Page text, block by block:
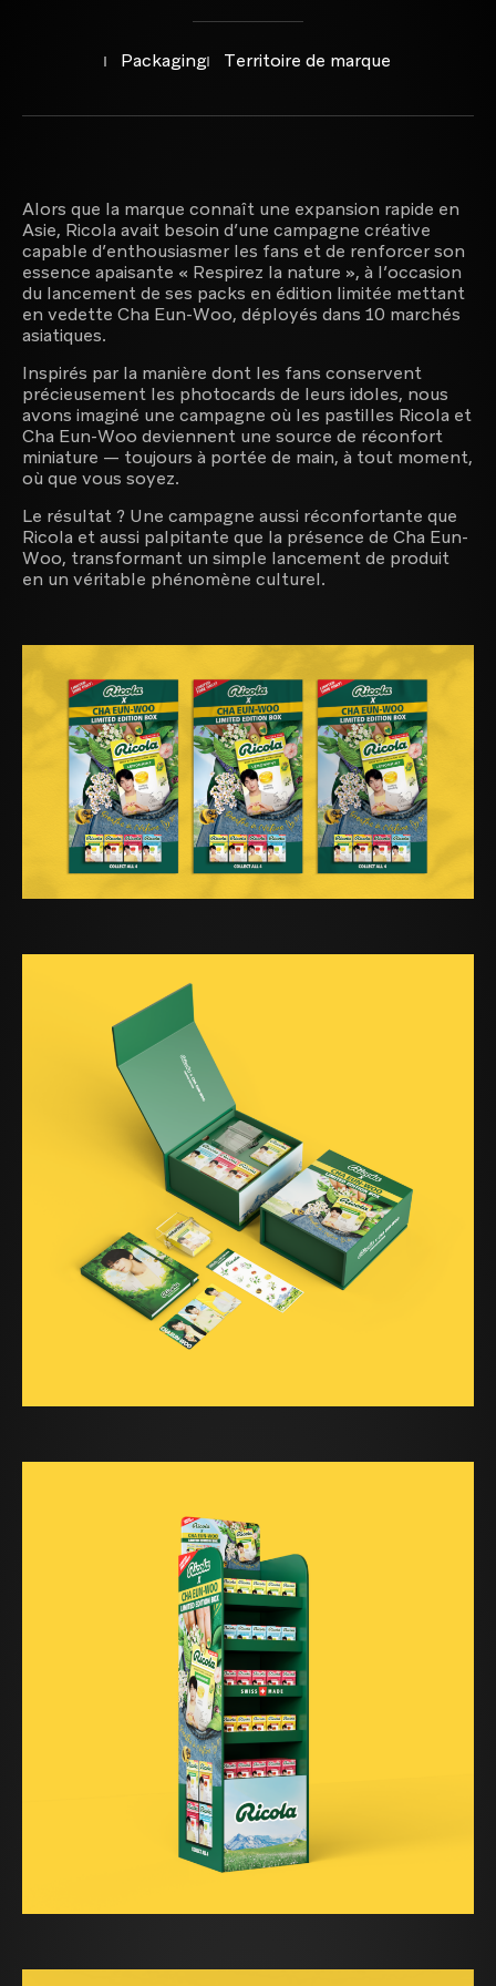
EN SAVOIR PLUS
Branding et design global
Brand activation et communication commerciale
Agence créative dédiée aux marques premium et
maisons de luxe
Bureau innovation & Business Design
Packaging Territoire de marque
Alors que la marque connaît une expansion rapide en
Asie, Ricola avait besoin d’une campagne créative
capable d’enthousiasmer les fans et de renforcer son
essence apaisante « Respirez la nature », à l’occasion
du lancement de ses packs en édition limitée mettant
en vedette Cha Eun-Woo, déployés dans 10 marchés
asiatiques.
Inspirés par la manière dont les fans conservent
précieusement les photocards de leurs idoles, nous
avons imaginé une campagne où les pastilles Ricola et
Cha Eun-Woo deviennent une source de réconfort
miniature — toujours à portée de main, à tout moment,
où que vous soyez.
Le résultat ? Une campagne aussi réconfortante que
Ricola et aussi palpitante que la présence de Cha Eun-
Woo, transformant un simple lancement de produit
en un véritable phénomène culturel.